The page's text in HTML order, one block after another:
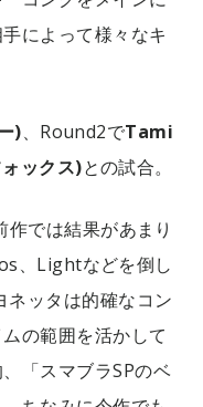
によって様々なキ
)、Round2でTami
ックス)との試合。
では結果があまり
、Lightなどを倒し
ッタは的確なコン
の範囲を活かして
「スマブラSPのベ